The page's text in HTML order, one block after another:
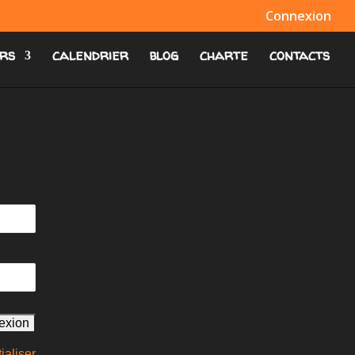
Connexion
calendrier blog charte contacts